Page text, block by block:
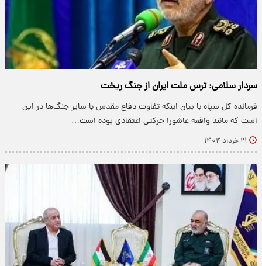
سردار سلامی: ترس ملت ایران از جنگ ریخت
فرمانده کل سپاه با بیان اینکه تفاوت دفاع مقدس با سایر جنگ‌ها در این
است که مانند واقعه عاشورا حرکتی اعتقادی بوده است…
۲۱ خرداد ۱۴۰۴